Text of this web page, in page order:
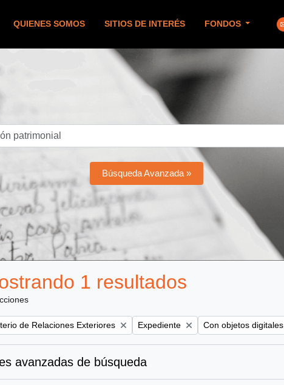
QUIENES SOMOS SITIOS DE INTERÉS FONDOS
Búsqueda Avanzada »
1 resultados
de Relaciones Exteriores Remove filter:
Expediente Remove filter:
Con objetos digitales
avanzadas de búsqueda